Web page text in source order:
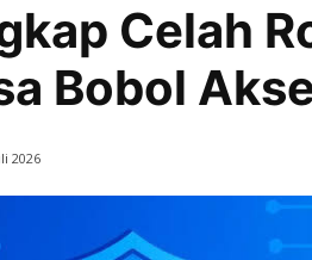
Celah
Bobol
2026